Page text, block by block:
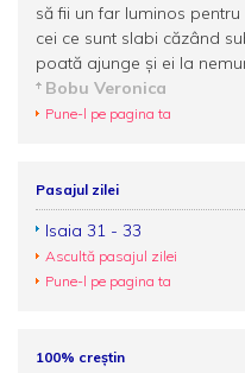
să fii un far luminos
cei ce sunt slabi căzând
poată ajunge şi ei la
Bobu Veronica
Pune-l pe pagina ta
Pasajul zilei
Isaia 31 - 33
Ascultă pasajul zilei
Pune-l pe pagina ta
100% creștin